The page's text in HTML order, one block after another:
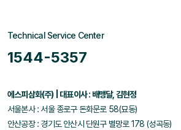
Technical Service Center
1544-5357
에스피삼화(주) | 대표이사 : 배맹달, 김현정
서울본사 : 서울 종로구 돈화문로 58(묘동)
안산공장 : 경기도 안산시 단원구 별망로 178 (성곡동)